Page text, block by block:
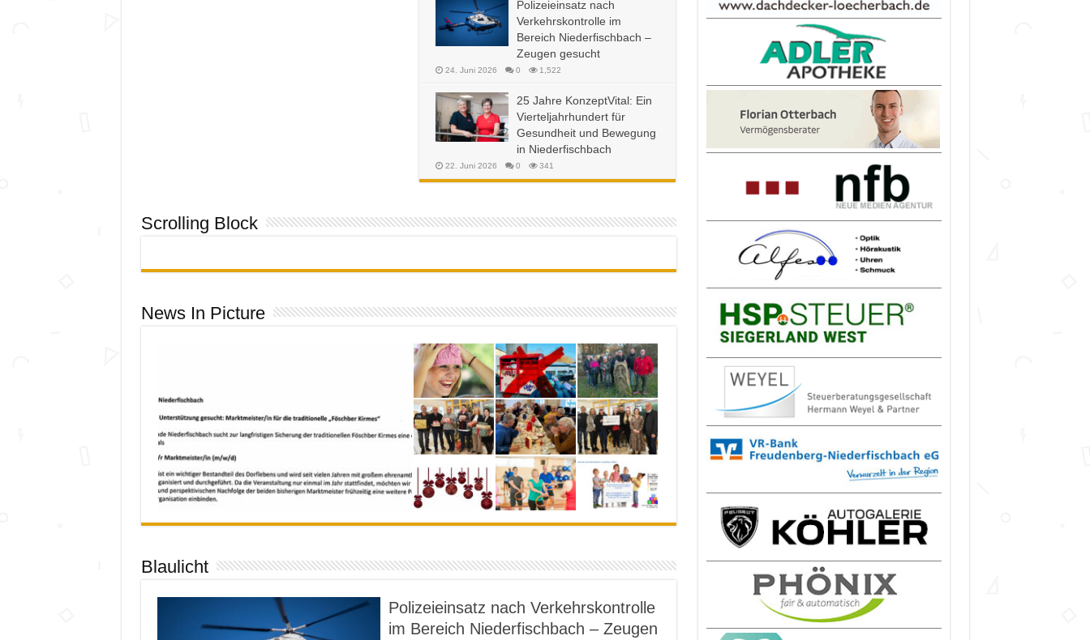
Polizeieinsatz nach
Verkehrskontrolle im
Bereich Niederfischbach –
Zeugen gesucht
24. Juni 2026 0 1,522
25 Jahre KonzeptVital: Ein
Vierteljahrhundert für
Gesundheit und Bewegung
in Niederfischbach
22. Juni 2026 0 341
Scrolling Block
News In Picture
Blaulicht
Polizeieinsatz nach Verkehrskontrolle
im Bereich Niederfischbach – Zeugen